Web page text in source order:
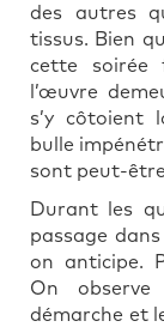
des autres
tissus. Bien
cette soirée
l’œuvre
s’y côtoient
bulle
sont peut-
Durant les
passage
on anticipe.
On
démarche et